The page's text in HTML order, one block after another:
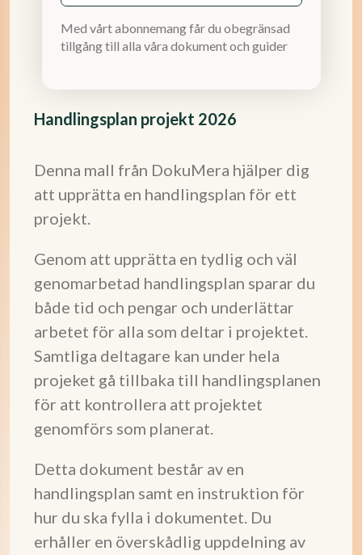
Handlingsplan projekt 2026
Denna mall från DokuMera hjälper dig
att upprätta en handlingsplan för ett
projekt.
Genom att upprätta en tydlig och väl
genomarbetad handlingsplan sparar du
både tid och pengar och underlättar
arbetet för alla som deltar i projektet.
Samtliga deltagare kan under hela
projeket gå tillbaka till handlingsplanen
för att kontrollera att projektet
genomförs som planerat.
Detta dokument består av en
handlingsplan samt en instruktion för
hur du ska fylla i dokumentet. Du
erhåller en överskådlig uppdelning av
Med vårt abonnemang får du obegränsad
tillgång till alla våra dokument och guider